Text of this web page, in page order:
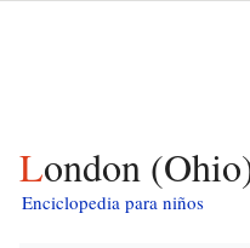
London
Enciclopedia para niños